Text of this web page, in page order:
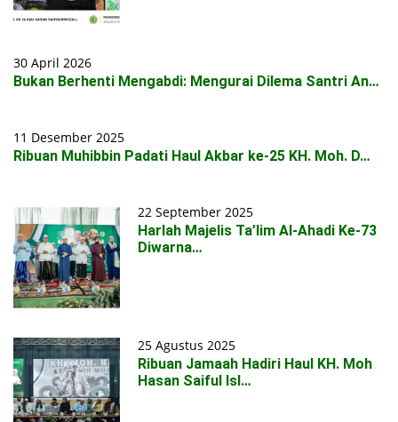
30 April 2026
Bukan Berhenti Mengabdi: Mengurai Dilema Santri An…
11 Desember 2025
Ribuan Muhibbin Padati Haul Akbar ke-25 KH. Moh. D…
22 September 2025
Harlah Majelis Ta’lim Al-Ahadi Ke-73
Diwarna…
25 Agustus 2025
Ribuan Jamaah Hadiri Haul KH. Moh
Hasan Saiful Isl…